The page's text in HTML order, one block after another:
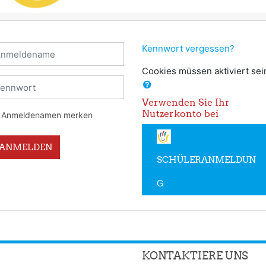
Anmeldenamen merken
Kennwort vergessen?
Cookies müssen aktiviert
Verwenden Sie Ihr
Nutzerkonto bei
SCHÜLERANMELDUN
G
KONTAKTIERE UNS